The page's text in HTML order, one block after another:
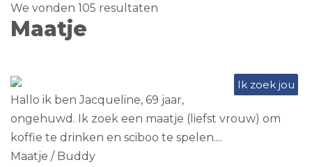
We vonden 105 resultaten
Maatje
Ik zoek jou
Hallo ik ben Jacqueline, 69 jaar,
ongehuwd. Ik zoek een maatje (liefst vrouw) om
koffie te drinken en sciboo te spelen....
Maatje / Buddy